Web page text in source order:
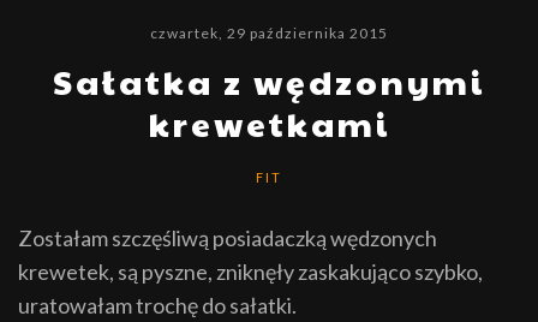
czwartek, 29 października 2015
Sałatka z wędzonymi
krewetkami
FIT
Zostałam szczęśliwą posiadaczką wędzonych
krewetek, są pyszne, zniknęły zaskakująco szybko,
uratowałam trochę do sałatki.